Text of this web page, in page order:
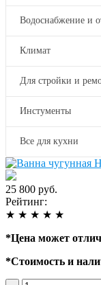
Водоснабжение и
Климат
Для стройки и
Инстументы
Все для кухни
25 800 руб.
Рейтинг:
★ ★ ★ ★ ★
*Цена может
*Стоимость и